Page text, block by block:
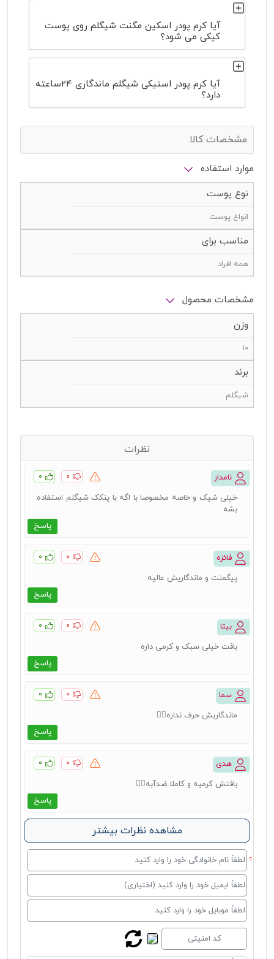
آیا کرم پودر اسکین مگنت شیگلم روی پوست
کیکی می شود؟
آیا کرم پودر استیکی شیگلم ماندگاری 24ساعته
دارد؟
مشخصات کالا
موارد استفاده
نوع پوست
انواع پوست
مناسب برای
همه افراد
مشخصات محصول
وزن
10
برند
شیگلم
نظرات
نامدار ۰ ۰
پاسخ
خیلی شیک و خاصه مخصوصا با اگه با پنکک شیگلم استفاده
بشه
فائزه ۰ ۰
پاسخ
پیگمنت و ماندگاریش عالیه
بیتا ۰ ۰
پاسخ
بافت خیلی سبک و کرمی داره
سما ۰ ۰
پاسخ
ماندگاریش حرف نداره👌🏻
هدی ۰ ۰
پاسخ
بافتش کرمیه و کاملا ضدآبه👌🏻
مشاهده نظرات بیشتر